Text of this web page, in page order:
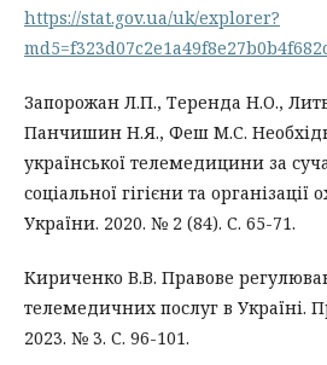
https://stat.gov.ua/uk/explorer?
Запорожан Л.П., Теренда Н.О.,
Панчишин Н.Я., Феш М.С.
української телемедицини за
соціальної гігієни та організації
України. 2020. № 2 (84). С. 65-71.
Кириченко В.В. Правове
телемедичних послуг в Україні.
2023. № 3. С. 96-101.